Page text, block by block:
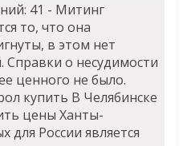
41 - Митинг
то, что она
в этом нет
Справки о несудимости
ценного не было.
купить В Челябинске
цены Ханты-
для России является